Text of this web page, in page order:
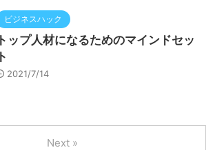
ビジネスハック
トップ人材になるためのマインドセッ
ト
2021/7/14
Next »